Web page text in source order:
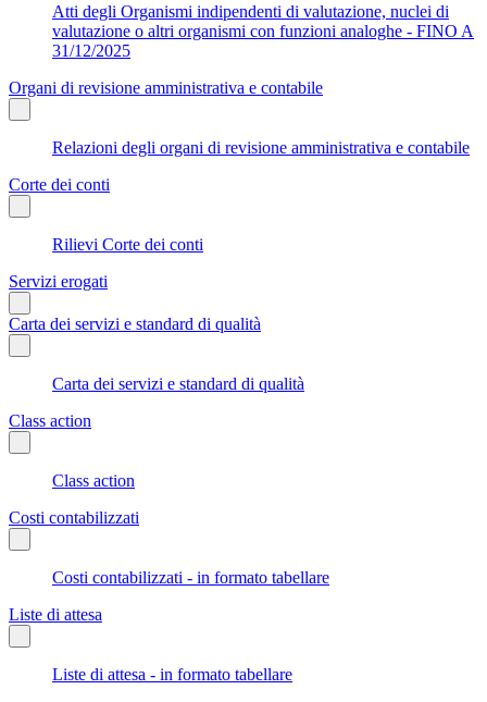
Atti degli Organismi indipendenti di valutazione, nuclei di
valutazione o altri organismi con funzioni analoghe - FINO A
31/12/2025
Organi di revisione amministrativa e contabile
Relazioni degli organi di revisione amministrativa e contabile
Corte dei conti
Rilievi Corte dei conti
Servizi erogati
Carta dei servizi e standard di qualità
Carta dei servizi e standard di qualità
Class action
Class action
Costi contabilizzati
Costi contabilizzati - in formato tabellare
Liste di attesa
Liste di attesa - in formato tabellare